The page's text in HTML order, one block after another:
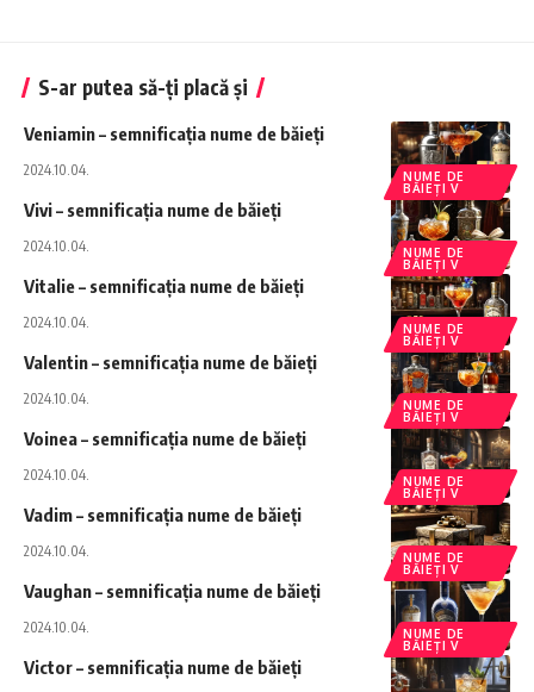
S-ar putea să-ți placă și
NUME DE
BĂIEȚI V
Veniamin – semnificația nume de băieți
2024.10.04.
NUME DE
BĂIEȚI V
Vivi – semnificația nume de băieți
2024.10.04.
NUME DE
BĂIEȚI V
Vitalie – semnificația nume de băieți
2024.10.04.
NUME DE
BĂIEȚI V
Valentin – semnificația nume de băieți
2024.10.04.
NUME DE
BĂIEȚI V
Voinea – semnificația nume de băieți
2024.10.04.
NUME DE
BĂIEȚI V
Vadim – semnificația nume de băieți
2024.10.04.
NUME DE
BĂIEȚI V
Vaughan – semnificația nume de băieți
2024.10.04.
Victor – semnificația nume de băieți